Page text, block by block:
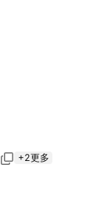
+2更多